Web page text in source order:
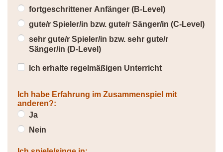
fortgeschrittener Anfänger (B-Level)
gute/r Spieler/in bzw. gute/r Sänger/in (C-Level)
sehr gute/r Spieler/in bzw. sehr gute/r
Sänger/in (D-Level)
Ich erhalte regelmäßigen Unterricht
Ich habe Erfahrung im Zusammenspiel mit
anderen?:
Ja
Nein